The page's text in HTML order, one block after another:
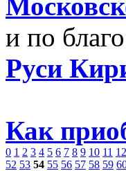
и по
Руси
Как
0 1 2 3 4 5 6 7 8 9 10 11 12
52 53 54 55 56 57 58 59